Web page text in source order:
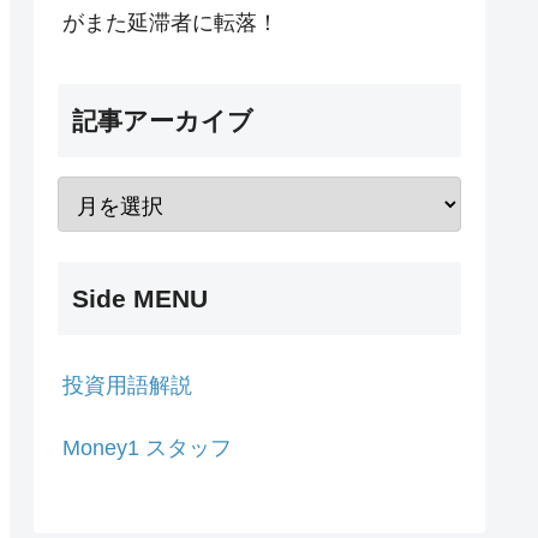
がまた延滞者に転落！
記事アーカイブ
Side MENU
投資用語解説
Money1 スタッフ